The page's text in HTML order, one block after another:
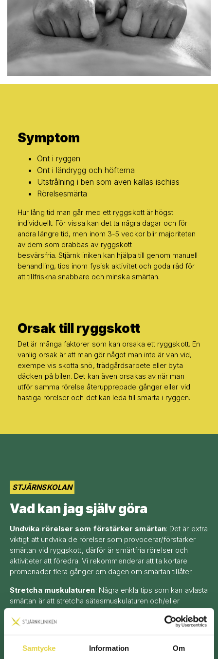
Samtycke Information Om
Symptom
Ont i ryggen
Ont i ländrygg och höfterna
Utstrålning i ben som även kallas ischias
Rörelsesmärta
Hur lång tid man går med ett ryggskott är högst
individuellt. För vissa kan det ta några dagar och för
andra längre tid, men inom 3-5 veckor blir majoriteten
av dem som drabbas av ryggskott
besvärsfria. Stjärnkliniken kan hjälpa till genom manuell
behandling, tips inom fysisk aktivitet och goda råd för
att tillfriskna snabbare och minska smärtan.
Orsak till ryggskott
Det är många faktorer som kan orsaka ett ryggskott. En
vanlig orsak är att man gör något man inte är van vid,
exempelvis skotta snö, trädgårdsarbete eller byta
däcken på bilen. Det kan även orsakas av när man
utför samma rörelse återupprepade gånger eller vid
hastiga rörelser och det kan leda till smärta i ryggen.
STJÄRNSKOLAN
Vad kan jag själv göra
Undvika rörelser som förstärker smärtan: Det är extra
viktigt att undvika de rörelser som provocerar/förstärker
smärtan vid ryggskott, därför är smärtfria rörelser och
aktiviteter att föredra. Vi rekommenderar att ta kortare
promenader flera gånger om dagen om smärtan tillåter.
Stretcha muskulaturen: Några enkla tips som kan avlasta
smärtan är att stretcha sätesmuskulaturen och/eller
höftböjar-muskeln samt att utföra lättare
aktiveringsövningar, som att ligga på rygg och hålla benen i
90 grader och tippa benen från sida till sida. Om ingen
förbättring upplevs så rekommenderar vi att boka en
behandling hos naprapat, fysioterapeut eller kiropraktor.